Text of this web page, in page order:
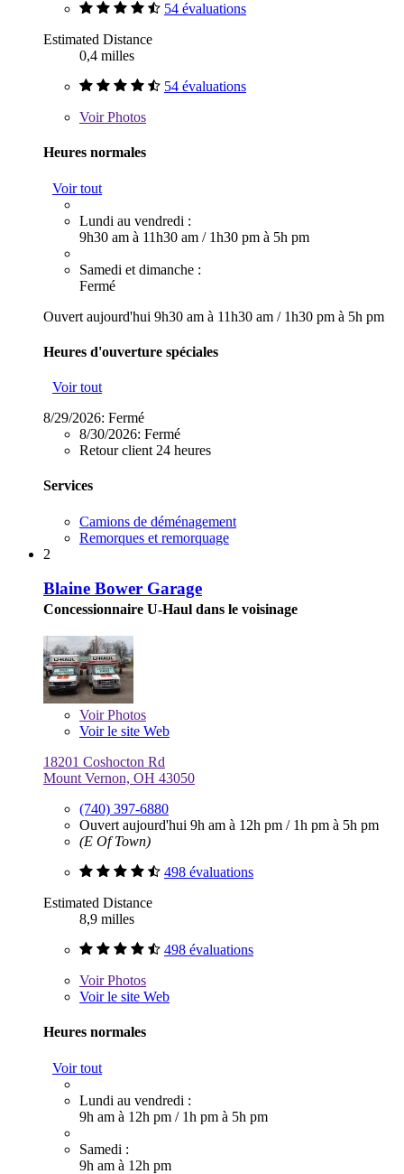
54 évaluations
Estimated Distance
0,4 milles
54 évaluations
VoirPhotos
Heures normales
Voir tout
Lundi au vendredi :
9h30 am à 11h30 am / 1h30 pm à 5h pm
Samedi et dimanche :
Fermé
Ouvert aujourd'hui 9h30 am à 11h30 am / 1h30 pm à 5h pm
Heures d'ouverture spéciales
Voir tout
8/29/2026: Fermé
8/30/2026: Fermé
Retour client 24 heures
Services
Camions de déménagement
Remorques et remorquage
2
Blaine Bower Garage
Concessionnaire U-Haul dans le voisinage
VoirPhotos
Voir le site Web
18201 Coshocton Rd
Mount Vernon, OH 43050
(740) 397-6880
Ouvert aujourd'hui 9h am à 12h pm / 1h pm à 5h pm
(E Of Town)
498 évaluations
Estimated Distance
8,9 milles
498 évaluations
VoirPhotos
Voir le site Web
Heures normales
Voir tout
Lundi au vendredi :
9h am à 12h pm / 1h pm à 5h pm
Samedi :
9h am à 12h pm